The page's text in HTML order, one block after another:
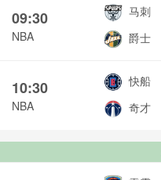
09:30
NBA
马刺
爵士
10:30
NBA
快船
奇才